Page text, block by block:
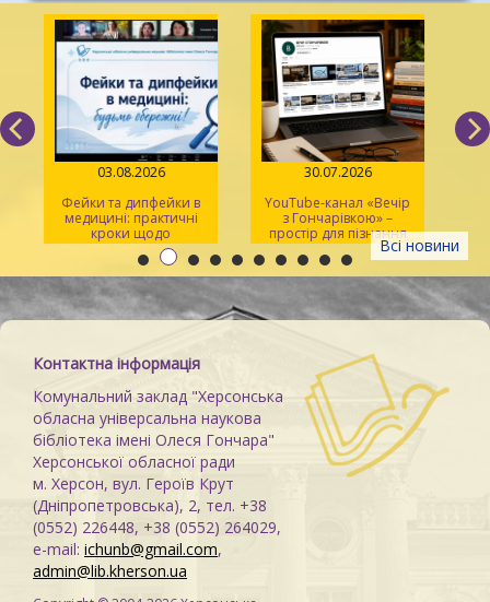
Всі новини
03.08.2026
Фейки та дипфейки в
медицині: практичні
кроки щодо
розпізнавання
30.07.2026
YouTube-канал «Вечір
з Гончарівкою» –
простір для пізнання
та натхнення
Контактна інформація
Комунальний заклад "Херсонська
обласна універсальна наукова
бібліотека імені Олеся Гончара"
Херсонської обласної ради
м. Херсон, вул. Героїв Крут
(Дніпропетровська), 2, тел. +38
(0552) 226448, +38 (0552) 264029,
e-mail: ichunb@gmail.com,
admin@lib.kherson.ua